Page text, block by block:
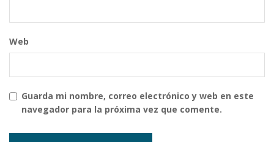
Web
Guarda mi nombre, correo electrónico y web en este
navegador para la próxima vez que comente.